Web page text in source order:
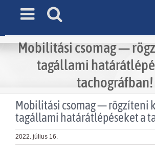
Mobilitási csomag —
tagállami
tachográfban!
Mobilitási csomag — rögzíteni
tagállami határátlépéseket a
2022. július 16.